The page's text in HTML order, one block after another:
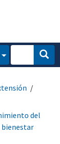
del
bienestar